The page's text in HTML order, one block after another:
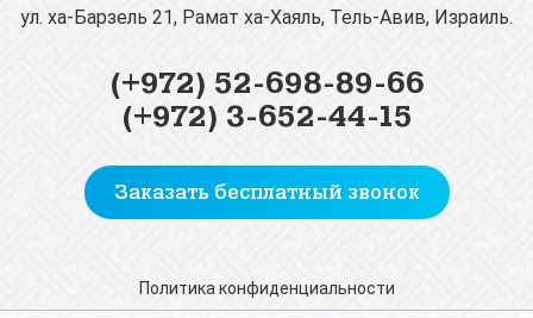
(+972) 52-698-89-66
(+972) 3-652-44-15
Заказать бесплатный звонок
ул. ха-Барзель 21, Рамат ха-Хаяль, Тель-Авив, Израиль.
Политика конфиденциальности